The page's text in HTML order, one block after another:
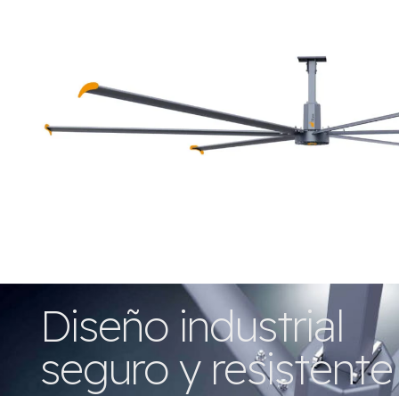
Diseño industrial
seguro y resistente